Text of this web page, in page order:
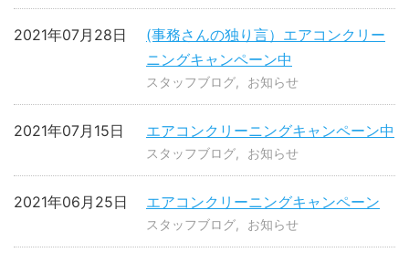
(事務さんの独り言）エアコンクリー
ニングキャンペーン中
2021年07月28日
スタッフブログ お知らせ
エアコンクリーニングキャンペーン中
2021年07月15日
スタッフブログ お知らせ
エアコンクリーニングキャンペーン
2021年06月25日
スタッフブログ お知らせ